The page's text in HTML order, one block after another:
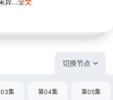
切换节点
集 第04集 第05集